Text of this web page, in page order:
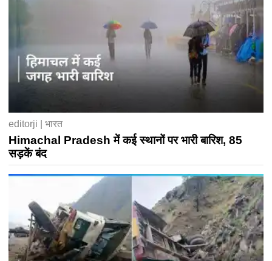
editorji | भारत
Himachal Pradesh में कई स्थानों पर भारी बारिश, 85
सड़कें बंद